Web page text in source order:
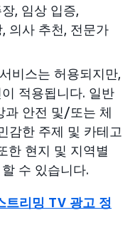
, 임상 입증,
의사 추천, 전문가
비스는 허용되지만,
적용됩니다. 일반
과 안전 및/또는 체
감한 주제 및 카테고
한 현지 및 지역별
수 있습니다.
트리밍 TV 광고 정